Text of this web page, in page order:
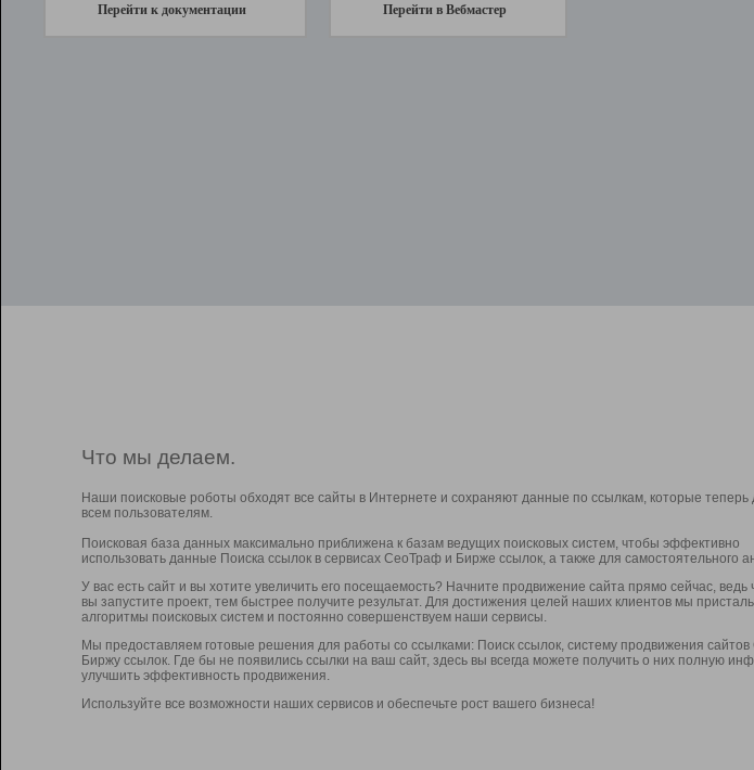
Перейти к документации Перейти в Вебмастер
Что мы делаем.
Наши поисковые роботы обходят все сайты в Интернете и сохраняют данные по ссылкам, которые теперь
всем пользователям.
Поисковая база данных максимально приближена к базам ведущих поисковых систем, чтобы эффективно
использовать данные Поиска ссылок в сервисах СеоТраф и Бирже ссылок, а также для самостоятельного
У вас есть сайт и вы хотите увеличить его посещаемость? Начните продвижение сайта прямо сейчас,
вы запустите проект, тем быстрее получите результат. Для достижения целей наших клиентов мы
алгоритмы поисковых систем и постоянно совершенствуем наши сервисы.
Мы предоставляем готовые решения для работы со ссылками: Поиск ссылок, систему продвижения
Биржу ссылок. Где бы не появились ссылки на ваш сайт, здесь вы всегда можете получить о них полную
улучшить эффективность продвижения.
Используйте все возможности наших сервисов и обеспечьте рост вашего бизнеса!